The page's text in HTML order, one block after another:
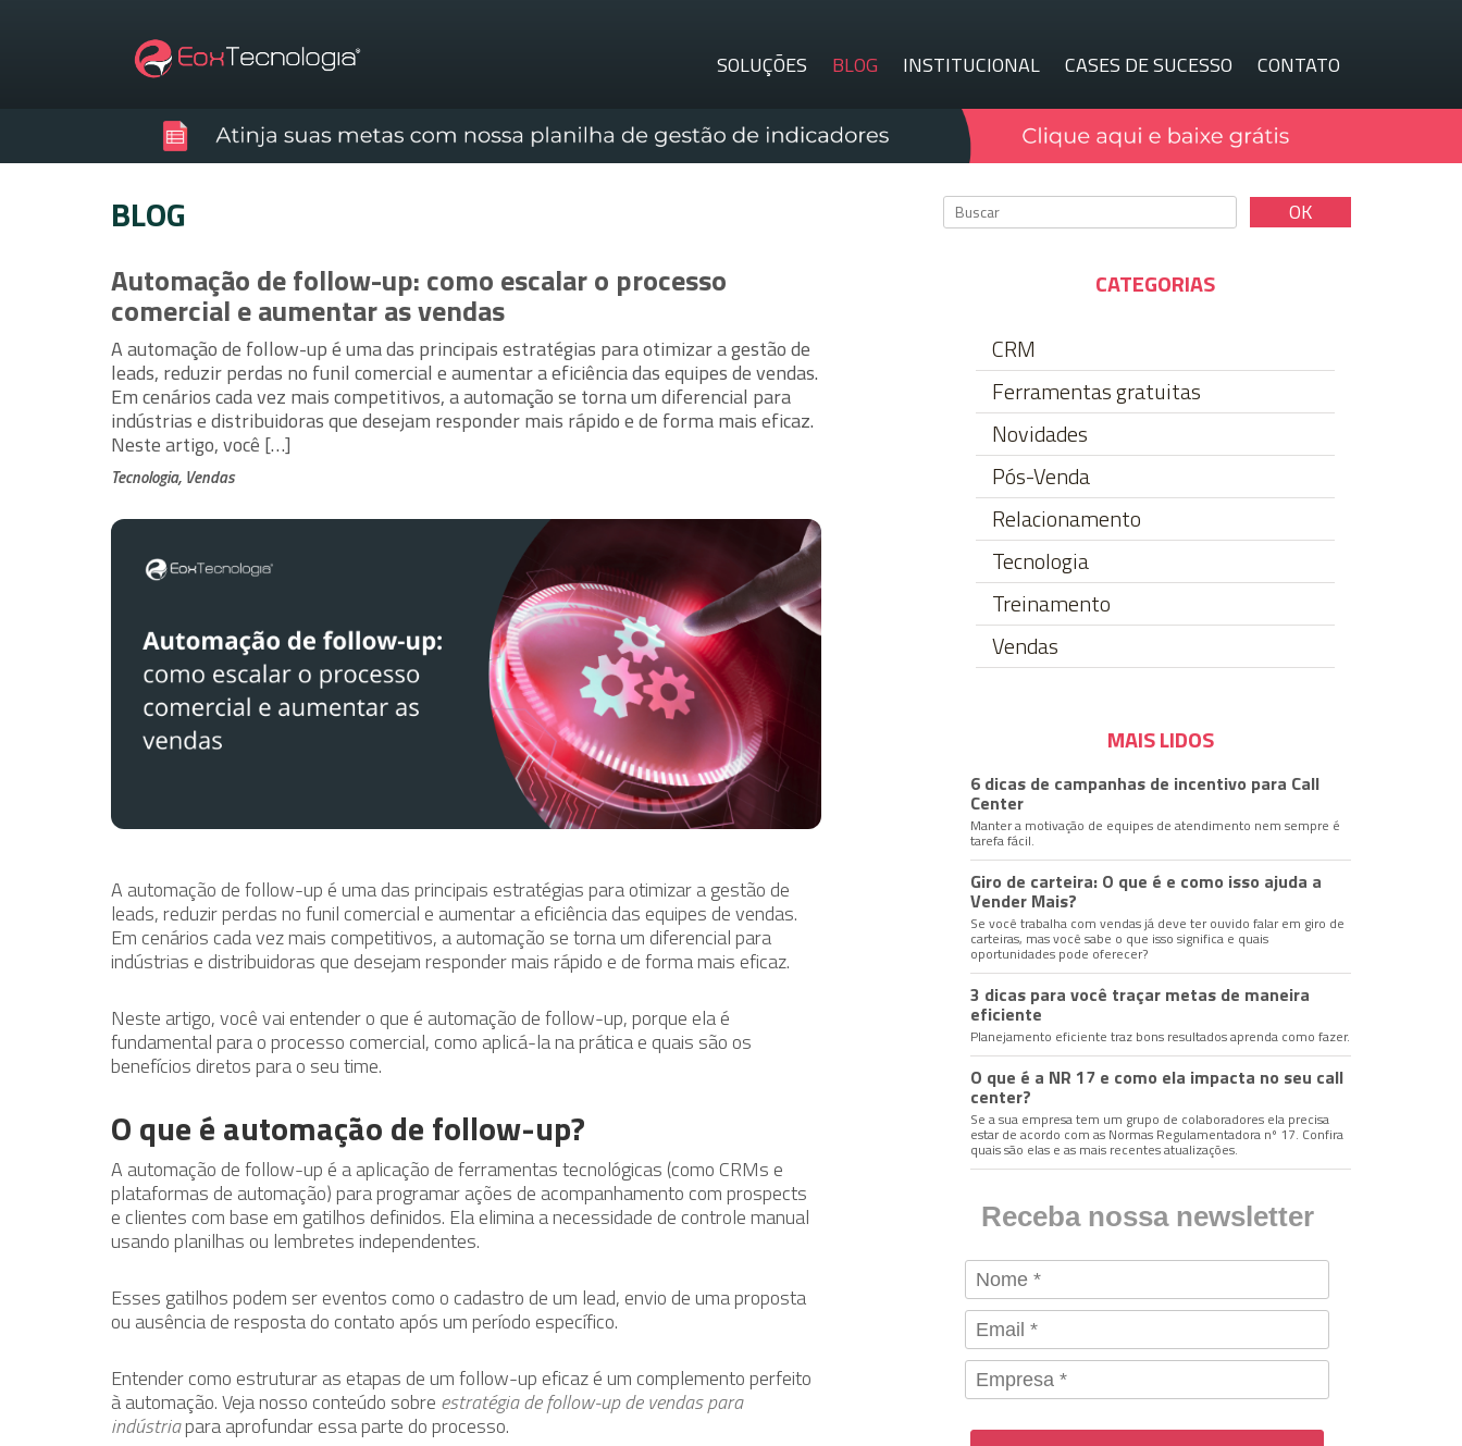
SOLUÇÕES BLOG INSTITUCIONAL CASES DE SUCESSO CONTATO
BLOG
Automação de follow-up: como escalar o processo
comercial e aumentar as vendas
A automação de follow-up é uma das principais estratégias para otimizar a gestão de
leads, reduzir perdas no funil comercial e aumentar a eficiência das equipes de vendas.
Em cenários cada vez mais competitivos, a automação se torna um diferencial para
indústrias e distribuidoras que desejam responder mais rápido e de forma mais eficaz.
Neste artigo, você […]
Tecnologia, Vendas
A automação de follow-up é uma das principais estratégias para otimizar a gestão de
leads, reduzir perdas no funil comercial e aumentar a eficiência das equipes de vendas.
Em cenários cada vez mais competitivos, a automação se torna um diferencial para
indústrias e distribuidoras que desejam responder mais rápido e de forma mais eficaz.
Neste artigo, você vai entender o que é automação de follow-up, porque ela é
fundamental para o processo comercial, como aplicá-la na prática e quais são os
benefícios diretos para o seu time.
O que é automação de follow-up?
A automação de follow-up é a aplicação de ferramentas tecnológicas (como CRMs e
plataformas de automação) para programar ações de acompanhamento com prospects
e clientes com base em gatilhos definidos. Ela elimina a necessidade de controle manual
usando planilhas ou lembretes independentes.
Esses gatilhos podem ser eventos como o cadastro de um lead, envio de uma proposta
ou ausência de resposta do contato após um período específico.
Entender como estruturar as etapas de um follow-up eficaz é um complemento perfeito
à automação. Veja nosso conteúdo sobre estratégia de follow-up de vendas para
indústriapara aprofundar essa parte do processo.
CATEGORIAS
CRM
Ferramentas gratuitas
Novidades
Pós-Venda
Relacionamento
Tecnologia
Treinamento
Vendas
MAIS LIDOS
6 dicas de campanhas de incentivo para Call
Center
Manter a motivação de equipes de atendimento nem sempre é
tarefa fácil.
Giro de carteira: O que é e como isso ajuda a
Vender Mais?
Se você trabalha com vendas já deve ter ouvido falar em giro de
carteiras, mas você sabe o que isso significa e quais
oportunidades pode oferecer?
3 dicas para você traçar metas de maneira
eficiente
Planejamento eficiente traz bons resultados aprenda como fazer.
O que é a NR 17 e como ela impacta no seu call
center?
Se a sua empresa tem um grupo de colaboradores ela precisa
estar de acordo com as Normas Regulamentadora nº 17. Confira
quais são elas e as mais recentes atualizações.
Receba nossa newsletter